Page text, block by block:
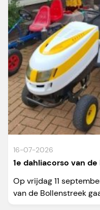
16-07-2026
1e dahliacorso van
Op vrijdag 11
van de Bollenstreek